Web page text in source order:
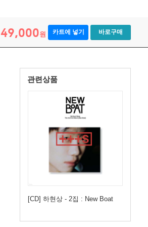
49,000원 카트에 넣기 바로구매
관련상품
[CD] 하현상 - 2집 : New Boat